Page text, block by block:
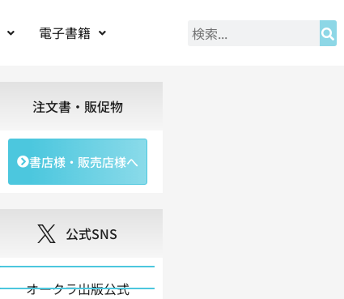
電子書籍
注文書・販促物
書店様・販売店様へ
公式SNS
オークラ出版公式